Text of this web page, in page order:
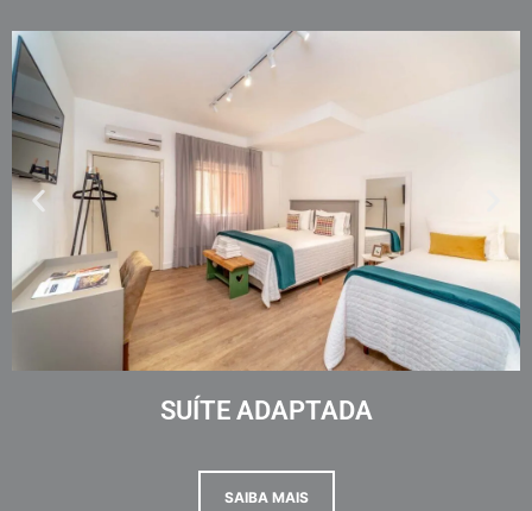
SUÍTE ADAPTADA
SAIBA MAIS